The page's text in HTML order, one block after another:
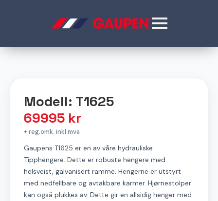
Modell: T1625
69995 kr
+ reg.omk. inkl.mva
Gaupens T1625 er en av våre hydrauliske
Tipphengere. Dette er robuste hengere med
helsveist, galvanisert ramme. Hengerne er utstyrt
med nedfellbare og avtakbare karmer. Hjørnestolper
kan også plukkes av. Dette gir en allsidig henger med